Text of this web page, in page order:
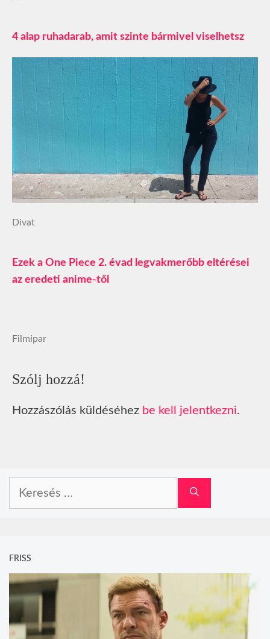
4 alap ruhadarab, amit szinte bármivel viselhetsz
Divat
Ezek a One Piece 2. évad legvakmerőbb eltérései
az eredeti anime-től
Filmipar
Szólj hozzá!
Hozzászólás küldéséhez be kell jelentkezni.
FRISS